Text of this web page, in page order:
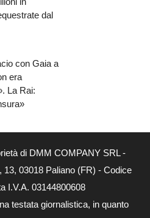
dal
con Gaia a
era
La Rai:
di DMM COMPANY SRL -
03018 Paliano (FR) - Codice
I.V.A. 03144800608
testata giornalistica, in quanto